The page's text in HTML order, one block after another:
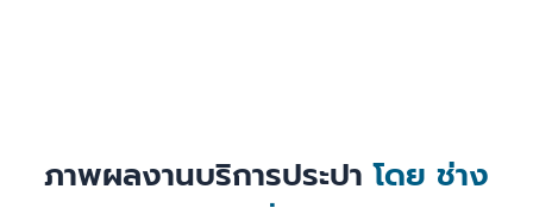
ภาพผลงานบริการประปาโดย ช่าง